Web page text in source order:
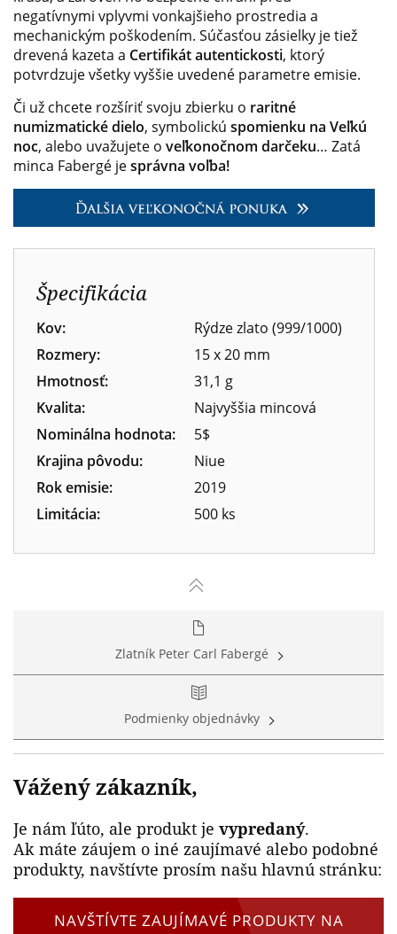
negatívnymi vplyvmi vonkajšieho prostredia a
mechanickým poškodením. Súčasťou zásielky je tiež
drevená kazeta a Certifikát autentickosti, ktorý
potvrdzuje všetky vyššie uvedené parametre emisie.
Či už chcete rozšíriť svoju zbierku o raritné
numizmatické dielo, symbolickú spomienku na Veľkú
noc, alebo uvažujete o veľkonočnom darčeku… Zatá
minca Fabergé jesprávna voľba!
Špecifikácia
Kov:
Rýdze zlato (999/1000)
Rozmery:
15 x 20 mm
Hmotnosť:
31,1 g
Kvalita:
Najvyššia mincová
Nominálna hodnota:
5$
Krajina pôvodu:
Niue
Rok emisie:
2019
Limitácia:
500 ks
Zlatník Peter Carl Fabergé
Podmienky objednávky
Vážený zákazník,
Je nám ľúto, ale produkt je vypredaný.
Ak máte záujem o iné zaujímavé alebo podobné
produkty, navštívte prosím našu hlavnú stránku:
NAVŠTÍVTE ZAUJÍMAVÉ PRODUKTY NA